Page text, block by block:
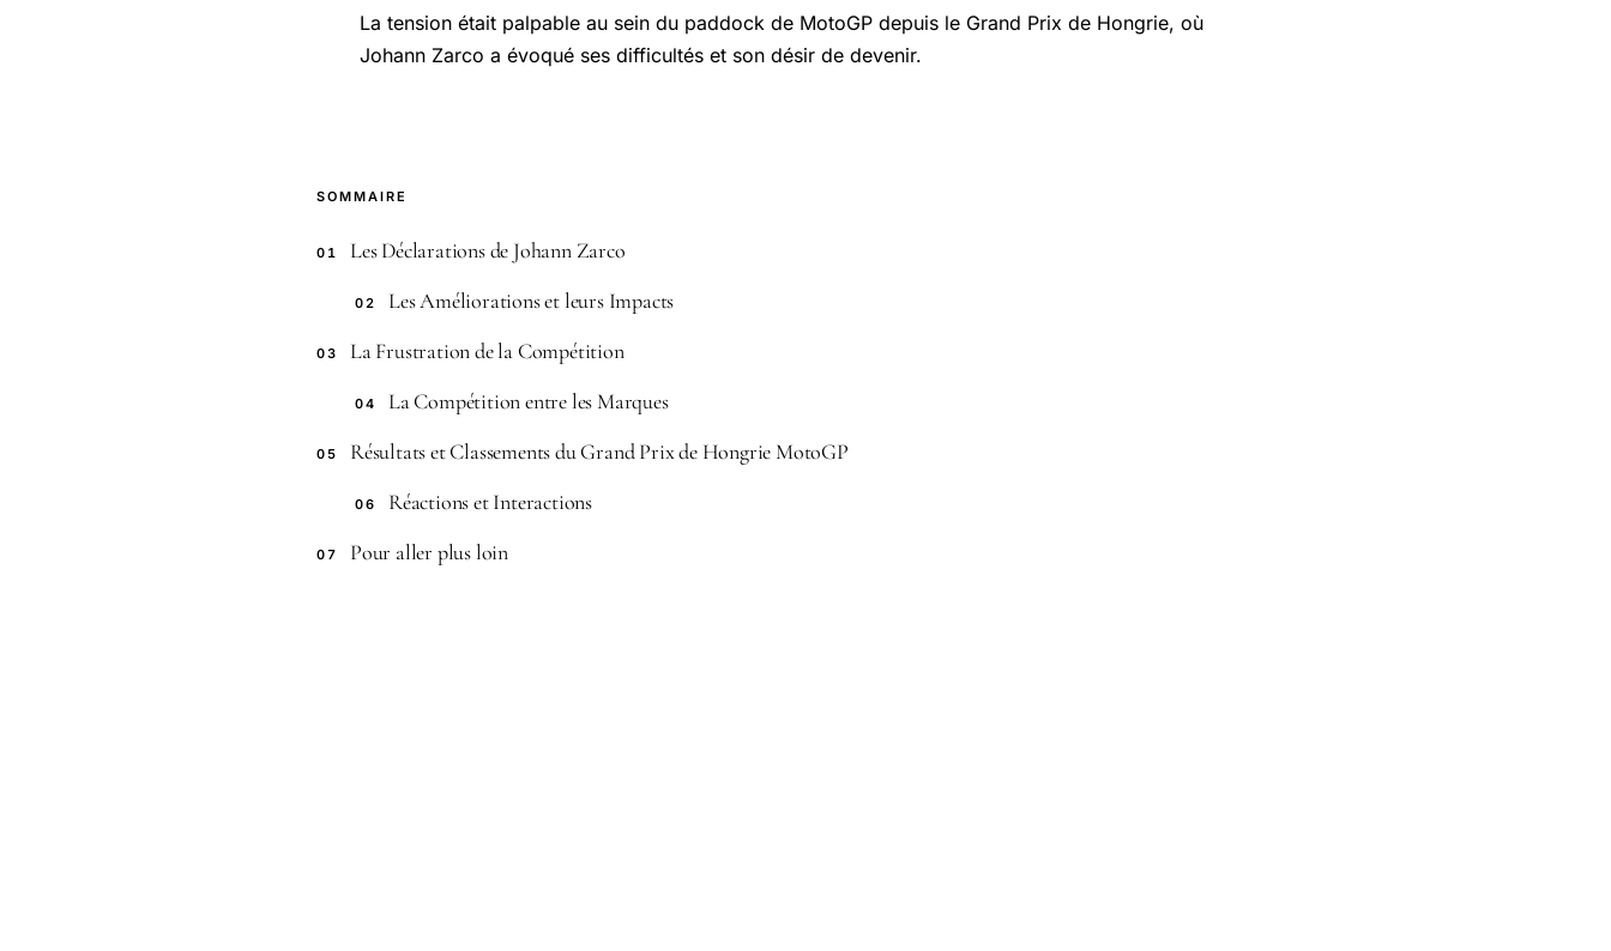
La tension était palpable au sein du paddock de MotoGP depuis le Grand Prix de Hongrie, où
Johann Zarco a évoqué ses difficultés et son désir de devenir.
SOMMAIRE
01 Les Déclarations de Johann Zarco
02 Les Améliorations et leurs Impacts
03 La Frustration de la Compétition
04 La Compétition entre les Marques
05 Résultats et Classements du Grand Prix de Hongrie MotoGP
06 Réactions et Interactions
07 Pour aller plus loin